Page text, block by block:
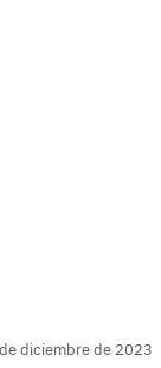
diciembre de 2023